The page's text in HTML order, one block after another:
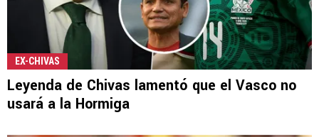
EX-CHIVAS
Leyenda de Chivas lamentó que el Vasco no
usará a la Hormiga